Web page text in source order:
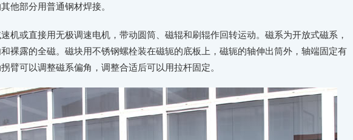
他部分用普通钢材焊接。
机或直接用无极调速电机，带动圆筒、磁辊和刷辊作回转运动。磁系为开放式磁系，
裸露的全磁。磁块用不锈钢螺栓装在磁轭的底板上，磁轭的轴伸出筒外，轴端固定有
臂可以调整磁系偏角，调整合适后可以用拉杆固定。